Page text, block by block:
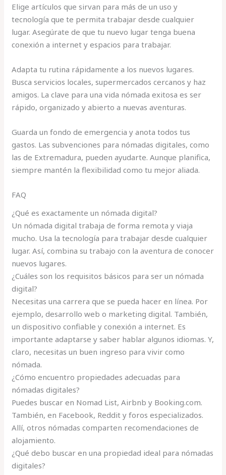
Elige artículos que sirvan para más de un uso y
tecnología que te permita trabajar desde cualquier
lugar. Asegúrate de que tu nuevo lugar tenga buena
conexión a internet y espacios para trabajar.
Adapta tu rutina rápidamente a los nuevos lugares.
Busca servicios locales, supermercados cercanos y haz
amigos. La clave para una vida nómada exitosa es ser
rápido, organizado y abierto a nuevas aventuras.
Guarda un fondo de emergencia y anota todos tus
gastos. Las subvenciones para nómadas digitales, como
las de Extremadura, pueden ayudarte. Aunque planifica,
siempre mantén la flexibilidad como tu mejor aliada.
FAQ
¿Qué es exactamente un nómada digital?
Un nómada digital trabaja de forma remota y viaja
mucho. Usa la tecnología para trabajar desde cualquier
lugar. Así, combina su trabajo con la aventura de conocer
nuevos lugares.
¿Cuáles son los requisitos básicos para ser un nómada
digital?
Necesitas una carrera que se pueda hacer en línea. Por
ejemplo, desarrollo web o marketing digital. También,
un dispositivo confiable y conexión a internet. Es
importante adaptarse y saber hablar algunos idiomas. Y,
claro, necesitas un buen ingreso para vivir como
nómada.
¿Cómo encuentro propiedades adecuadas para
nómadas digitales?
Puedes buscar en Nomad List, Airbnb y Booking.com.
También, en Facebook, Reddit y foros especializados.
Allí, otros nómadas comparten recomendaciones de
alojamiento.
¿Qué debo buscar en una propiedad ideal para nómadas
digitales?